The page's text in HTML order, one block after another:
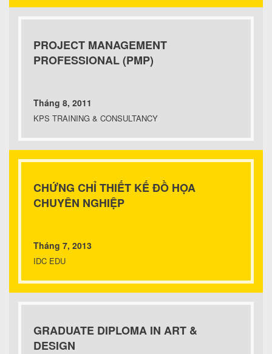
PROJECT MANAGEMENT
PROFESSIONAL (PMP)
Tháng 8, 2011
KPS TRAINING & CONSULTANCY
CHỨNG CHỈ THIẾT KẾ ĐỒ HỌA
CHUYÊN NGHIỆP
Tháng 7, 2013
IDC EDU
GRADUATE DIPLOMA IN ART &
DESIGN